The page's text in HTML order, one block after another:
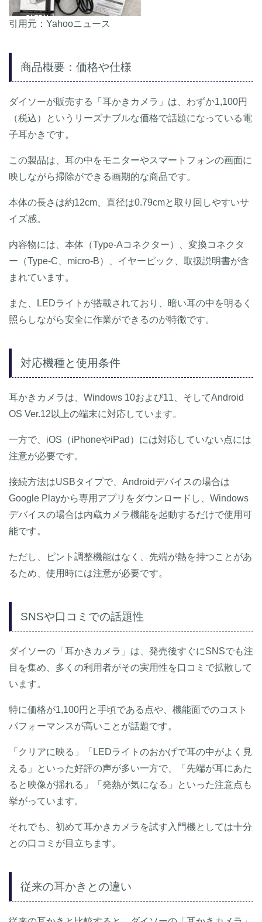
引用元：Yahooニュース
商品概要：価格や仕様
ダイソーが販売する「耳かきカメラ」は、わずか1,100円
（税込）というリーズナブルな価格で話題になっている電
子耳かきです。
この製品は、耳の中をモニターやスマートフォンの画面に
映しながら掃除ができる画期的な商品です。
本体の長さは約12cm、直径は0.79cmと取り回しやすいサ
イズ感。
内容物には、本体（Type-Aコネクター）、変換コネクタ
ー（Type-C、micro-B）、イヤーピック、取扱説明書が含
まれています。
また、LEDライトが搭載されており、暗い耳の中を明るく
照らしながら安全に作業ができるのが特徴です。
対応機種と使用条件
耳かきカメラは、Windows 10および11、そしてAndroid
OS Ver.12以上の端末に対応しています。
一方で、iOS（iPhoneやiPad）には対応していない点には
注意が必要です。
接続方法はUSBタイプで、Androidデバイスの場合は
Google Playから専用アプリをダウンロードし、Windows
デバイスの場合は内蔵カメラ機能を起動するだけで使用可
能です。
ただし、ピント調整機能はなく、先端が熱を持つことがあ
るため、使用時には注意が必要です。
SNSや口コミでの話題性
ダイソーの「耳かきカメラ」は、発売後すぐにSNSでも注
目を集め、多くの利用者がその実用性を口コミで拡散して
います。
特に価格が1,100円と手頃である点や、機能面でのコスト
パフォーマンスが高いことが話題です。
「クリアに映る」「LEDライトのおかげで耳の中がよく見
える」といった好評の声が多い一方で、「先端が耳にあた
ると映像が揺れる」「発熱が気になる」といった注意点も
挙がっています。
それでも、初めて耳かきカメラを試す入門機としては十分
との口コミが目立ちます。
従来の耳かきとの違い